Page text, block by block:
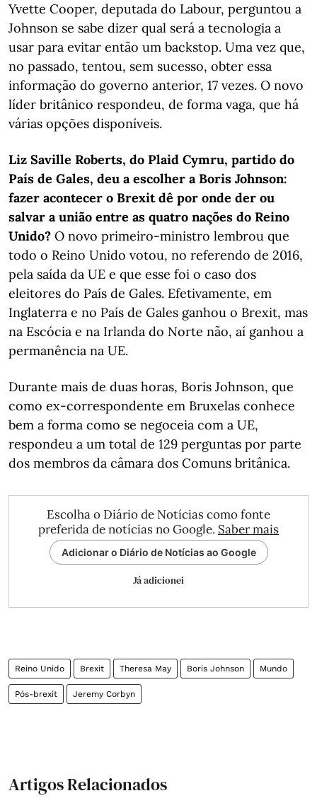
Yvette Cooper, deputada do Labour, perguntou a
Johnson se sabe dizer qual será a tecnologia a
usar para evitar então um backstop. Uma vez que,
no passado, tentou, sem sucesso, obter essa
informação do governo anterior, 17 vezes. O novo
líder britânico respondeu, de forma vaga, que há
várias opções disponíveis.
Liz Saville Roberts, do Plaid Cymru, partido do
País de Gales, deu a escolher a Boris Johnson:
fazer acontecer o Brexit dê por onde der ou
salvar a união entre as quatro nações do Reino
Unido? O novo primeiro-ministro lembrou que
todo o Reino Unido votou, no referendo de 2016,
pela saída da UE e que esse foi o caso dos
eleitores do País de Gales. Efetivamente, em
Inglaterra e no País de Gales ganhou o Brexit, mas
na Escócia e na Irlanda do Norte não, aí ganhou a
permanência na UE.
Durante mais de duas horas, Boris Johnson, que
como ex-correspondente em Bruxelas conhece
bem a forma como se negoceia com a UE,
respondeu a um total de 129 perguntas por parte
dos membros da câmara dos Comuns britânica.
Escolha o Diário de Notícias como fonte
preferida de notícias no Google. Saber mais
Adicionar o Diário de Notícias ao Google
Já adicionei
Reino Unido Brexit Theresa May Boris Johnson Mundo
Pós-brexit Jeremy Corbyn
Artigos Relacionados